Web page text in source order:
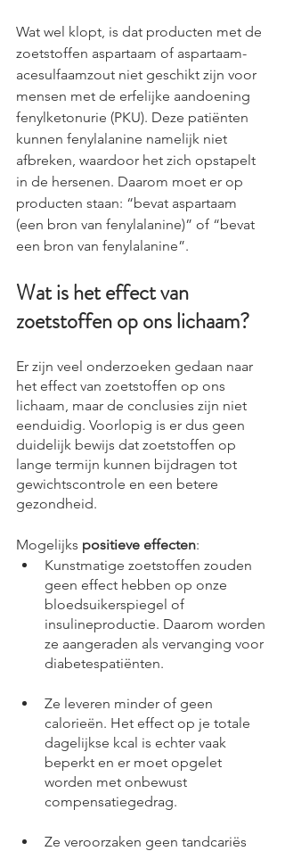
Wat wel klopt, is dat producten met de
zoetstoffen aspartaam of aspartaam-
acesulfaamzout niet geschikt zijn voor
mensen met de erfelijke aandoening
fenylketonurie (PKU). Deze patiënten
kunnen fenylalanine namelijk niet
afbreken, waardoor het zich opstapelt
in de hersenen. Daarom moet er op
producten staan: “bevat aspartaam
(een bron van fenylalanine)” of “bevat
een bron van fenylalanine”.
Wat is het effect van
zoetstoffen op ons lichaam?
Er zijn veel onderzoeken gedaan naar
het effect van zoetstoffen op ons
lichaam, maar de conclusies zijn niet
eenduidig. Voorlopig is er dus geen
duidelijk bewijs dat zoetstoffen op
lange termijn kunnen bijdragen tot
gewichtscontrole en een betere
gezondheid.
Mogelijks positieve effecten:
Kunstmatige zoetstoffen zouden
geen effect hebben op onze
bloedsuikerspiegel of
insulineproductie. Daarom worden
ze aangeraden als vervanging voor
diabetespatiënten.
Ze leveren minder of geen
calorieën. Het effect op je totale
dagelijkse kcal is echter vaak
beperkt en er moet opgelet
worden met onbewust
compensatiegedrag.
Ze veroorzaken geen tandcariës